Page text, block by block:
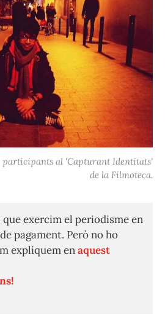
participants al 'Capturant Identitats'
de la Filmoteca.
que exercim el periodisme en
pagament. Però no ho
expliquem enaquest